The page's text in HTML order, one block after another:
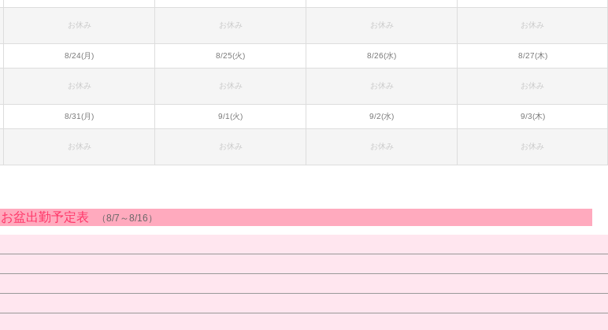
お休み お休み お休み お休み
8/24(月) 8/25(火) 8/26(水) 8/27(木)
お休み お休み お休み お休み
8/31(月) 9/1(火) 9/2(水) 9/3(木)
お休み お休み お休み お休み
お盆出勤予定表 （8/7～8/16）